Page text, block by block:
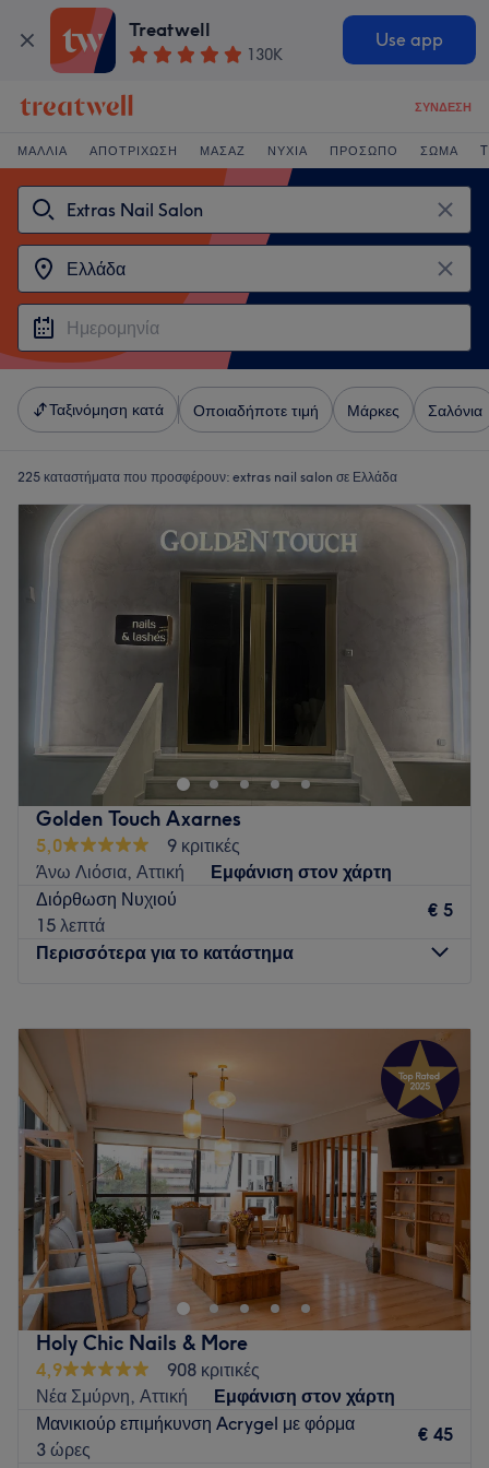
Treatwell
130K
Use app
ΣΎΝΔΕΣΗ
ΜΑΛΛΙΆ ΑΠΟΤΡΊΧΩΣΗ ΜΑΣΆΖ ΝΎΧΙΑ ΠΡΌΣΩΠΟ ΣΏΜΑ
Ταξινόμηση κατά Οποιαδήποτε τιμή Μάρκες Σαλόνια
225 καταστήματα που προσφέρουν: extras nail salon σε Ελλάδα
Golden Touch Axarnes
5,0
9 κριτικές
Άνω Λιόσια, Αττική
Εμφάνιση στον χάρτη
Διόρθωση Νυχιού
15 λεπτά
€ 5
Περισσότερα για το κατάστημα
20:00
17:00
Πέμπτη
–20:00
Παρασκευή
10:00–20:00
Σάββατο
10:00– 17:00
Κυριακή
Κλειστό
Αναδείξτε τη φυσική σας ομορφιά με περιποιημένα νύχια και
εντυπωσιακές βλεφαρίδες. Στον χώρο μας, η ποιότητα, η
λεπτομέρεια και η φροντίδα συνδυάζονται για να σας
χαρίσουν ένα αποτέλεσμα που θα σας κάνει να νιώθετε
όμορφες και γεμάτες αυτοπεποίθηση κάθε μέρα!
Go to venue
Holy Chic Nails & More
4,9
908 κριτικές
Νέα Σμύρνη, Αττική
Εμφάνιση στον χάρτη
Μανικιούρ επιμήκυνση Acrygel με φόρμα
3 ώρες
€ 45